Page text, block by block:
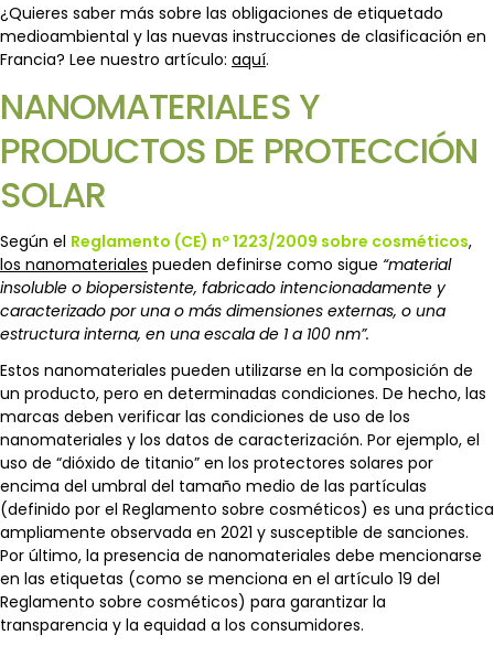
¿Quieres saber más sobre las obligaciones de etiquetado
medioambiental y las nuevas instrucciones de clasificación en
Francia? Lee nuestro artículo: aquí.
NANOMATERIALES Y
PRODUCTOS DE PROTECCIÓN
SOLAR
Según el Reglamento (CE) nº 1223/2009 sobre cosméticos,
los nanomateriales pueden definirse como sigue “material
insoluble o biopersistente, fabricado intencionadamente y
caracterizado por una o más dimensiones externas, o una
estructura interna, en una escala de 1 a 100 nm”.
Estos nanomateriales pueden utilizarse en la composición de
un producto, pero en determinadas condiciones. De hecho, las
marcas deben verificar las condiciones de uso de los
nanomateriales y los datos de caracterización. Por ejemplo, el
uso de “dióxido de titanio” en los protectores solares por
encima del umbral del tamaño medio de las partículas
(definido por el Reglamento sobre cosméticos) es una práctica
ampliamente observada en 2021 y susceptible de sanciones.
Por último, la presencia de nanomateriales debe mencionarse
en las etiquetas (como se menciona en el artículo 19 del
Reglamento sobre cosméticos) para garantizar la
transparencia y la equidad a los consumidores.